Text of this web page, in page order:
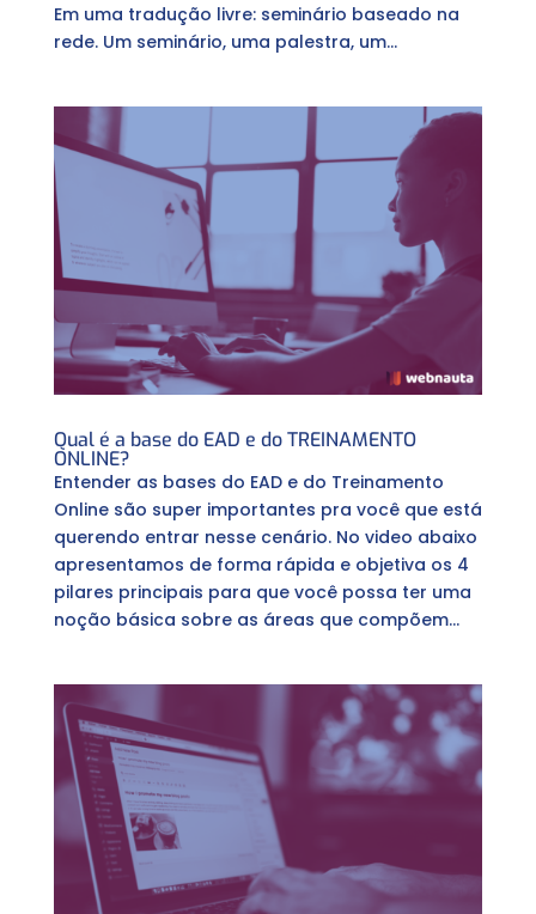
Em uma tradução livre: seminário baseado na
rede. Um seminário, uma palestra, um...
Qual é a base do EAD e do TREINAMENTO
ONLINE?
Entender as bases do EAD e do Treinamento
Online são super importantes pra você que está
querendo entrar nesse cenário. No video abaixo
apresentamos de forma rápida e objetiva os 4
pilares principais para que você possa ter uma
noção básica sobre as áreas que compõem...